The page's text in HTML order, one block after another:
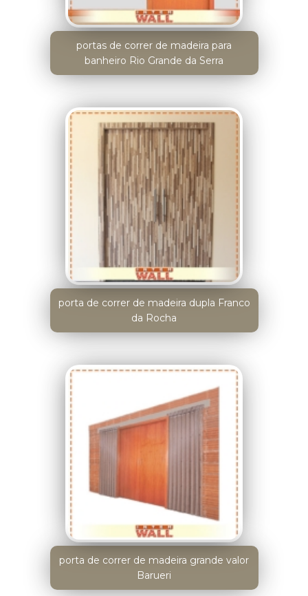
portas de correr de madeira para
banheiro Rio Grande da Serra
porta de correr de madeira dupla Franco
da Rocha
porta de correr de madeira grande valor
Barueri